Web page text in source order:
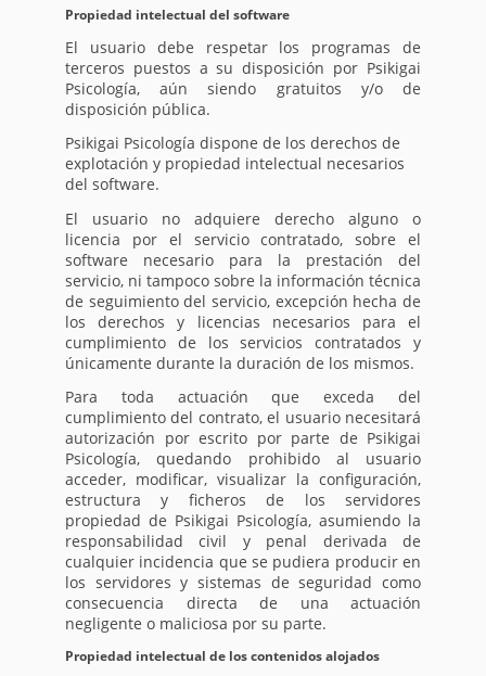
Propiedad intelectual del software
El usuario debe respetar los programas de
terceros puestos a su disposición por Psikigai
Psicología, aún siendo gratuitos y/o de
disposición pública.
Psikigai Psicología dispone de los derechos de
explotación y propiedad intelectual necesarios
del software.
El usuario no adquiere derecho alguno o
licencia por el servicio contratado, sobre el
software necesario para la prestación del
servicio, ni tampoco sobre la información técnica
de seguimiento del servicio, excepción hecha de
los derechos y licencias necesarios para el
cumplimiento de los servicios contratados y
únicamente durante la duración de los mismos.
Para toda actuación que exceda del
cumplimiento del contrato, el usuario necesitará
autorización por escrito por parte de Psikigai
Psicología, quedando prohibido al usuario
acceder, modificar, visualizar la configuración,
estructura y ficheros de los servidores
propiedad de Psikigai Psicología, asumiendo la
responsabilidad civil y penal derivada de
cualquier incidencia que se pudiera producir en
los servidores y sistemas de seguridad como
consecuencia directa de una actuación
negligente o maliciosa por su parte.
Propiedad intelectual de los contenidos alojados